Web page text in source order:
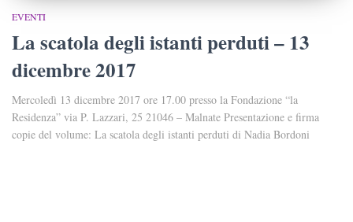
EVENTI
La scatola degli istanti perduti – 13
dicembre 2017
Mercoledì 13 dicembre 2017 ore 17.00 presso la Fondazione “la
Residenza” via P. Lazzari, 25 21046 – Malnate Presentazione e firma
copie del volume: La scatola degli istanti perduti di Nadia Bordoni